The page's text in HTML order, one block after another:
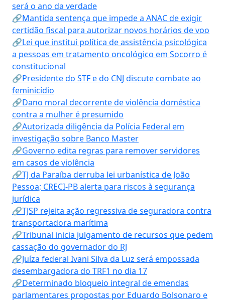
será o ano da verdade
🔗Mantida sentença que impede a ANAC de exigir
certidão fiscal para autorizar novos horários de voo
🔗Lei que institui política de assistência psicológica
a pessoas em tratamento oncológico em Socorro é
constitucional
🔗Presidente do STF e do CNJ discute combate ao
feminicídio
🔗Dano moral decorrente de violência doméstica
contra a mulher é presumido
🔗Autorizada diligência da Polícia Federal em
investigação sobre Banco Master
🔗Governo edita regras para remover servidores
em casos de violência
🔗TJ da Paraíba derruba lei urbanística de João
Pessoa; CRECI-PB alerta para riscos à segurança
jurídica
🔗TJSP rejeita ação regressiva de seguradora contra
transportadora marítima
🔗Tribunal inicia julgamento de recursos que pedem
cassação do governador do RJ
🔗Juíza federal Ivani Silva da Luz será empossada
desembargadora do TRF1 no dia 17
🔗Determinado bloqueio integral de emendas
parlamentares propostas por Eduardo Bolsonaro e